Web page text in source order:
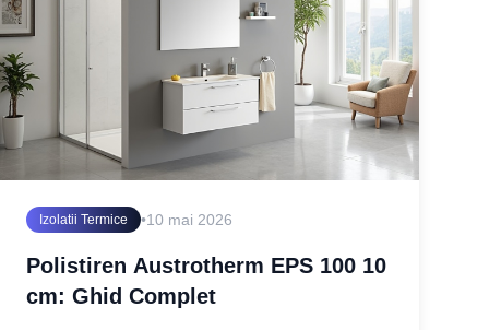
Izolatii Termice •10 mai 2026
Polistiren Austrotherm EPS 100 10
cm: Ghid Complet